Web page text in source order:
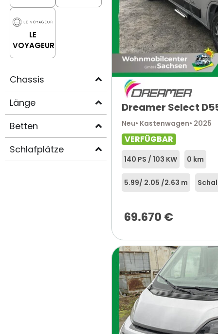
LE
VOYAGEUR
Chassis
Länge
Betten
Schlafplätze
Dreamer Select
Neu• Kastenwagen• 2025
VERFÜGBAR
140 PS / 103 KW 0 km
5.99/ 2.05 /2.63 m
69.670 €